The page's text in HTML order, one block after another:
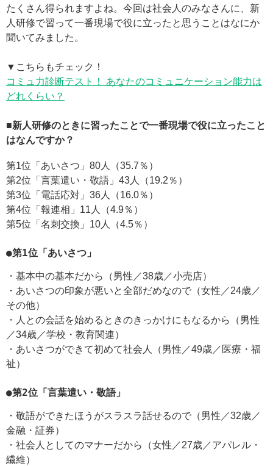
たくさん得られますよね。今回は社会人のみなさんに、新
人研修で習って一番現場で役に立ったと思うことはなにか
聞いてみました。
▼こちらもチェック！
コミュ力診断テスト！ あなたのコミュニケーション能力は
どれくらい？
■新人研修のときに習ったことで一番現場で役に立ったこと
はなんですか？
第1位「あいさつ」80人（35.7％）
第2位「言葉遣い・敬語」43人（19.2％）
第3位「電話応対」36人（16.0％）
第4位「報連相」11人（4.9％）
第5位「名刺交換」10人（4.5％）
●第1位「あいさつ」
・基本中の基本だから（男性／38歳／小売店）
・あいさつの印象が悪いと全部だめなので（女性／24歳／
その他）
・人との会話を始めるときのきっかけにもなるから（男性
／34歳／学校・教育関連）
・あいさつができて初めて社会人（男性／49歳／医療・福
祉）
●第2位「言葉遣い・敬語」
・敬語ができたほうがスラスラ話せるので（男性／32歳／
金融・証券）
・社会人としてのマナーだから（女性／27歳／アパレル・
繊維）